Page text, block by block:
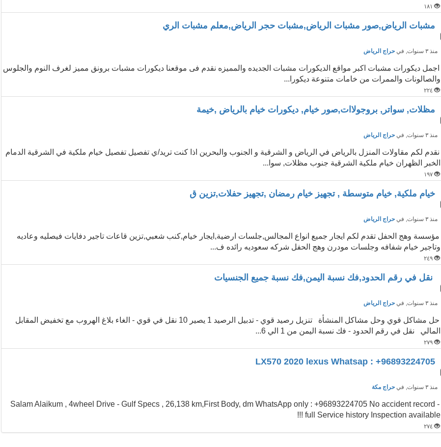
١٨١
مشبات الرياض,صور مشبات الرياض,مشبات حجر الرياض,معلم مشبات الري
منذ ٣ سنوات , فيحراج الرياض
اجمل ديكورات مشبات اكبر مواقع الديكورات مشبات الجديده والمميزه نقدم فى موقعنا ديكورات مشبات برونق مميز لغرف النوم والجلوس
والصالونات والممرات من خامات متنوعة ديكورا...
٢٢٤
مظلات, سواتر, بروجولاات,صور خيام, ديكورات خيام بالرياض ,خيمة
منذ ٣ سنوات , فيحراج الرياض
نقدم لكم مقاولات المنزل بالرياض في الرياض و الشرقية و الجنوب والبحرين اذا كنت تريد/ي تفصيل تفصيل خيام ملكية في الشرقية الدمام
الخبر الظهران خيام ملكية الشرقية جنوب مظلات, سوا...
١٩٧
خيام ملكية, خيام متوسطة , تجهيز خيام رمضان ,تجهيز حفلات,تزين ق
منذ ٣ سنوات , فيحراج الرياض
مؤسسة وهج الحفل تقدم لكم ايجار جميع انواع المجالس,جلسات ارضية,ايجار خيام,كنب شعبي,تزين قاعات تاجير دفايات فيصليه وعاديه
وتاجير خيام شفافه وجلسات مودرن وهج الحفل شركه سعوديه رائده ف...
٢٤٩
نقل في رقم الحدود,فك نسبة اليمن,فك نسبة جميع الجنسيات
منذ ٣ سنوات , فيحراج الرياض
حل مشاكل قوي وحل مشاكل المنشأة تنزيل رصيد قوي - تدبيل الرصيد 1 يصير 10 نقل في قوي - الغاء بلاغ الهروب مع تخفيض المقابل
المالي نقل في رقم الحدود - فك نسبة اليمن من 1 الي 6...
٢٧٩
LX570 2020 lexus Whatsap : +96893224705
منذ ٣ سنوات , فيحراج مكة
Salam Alaikum , 4wheel Drive - Gulf Specs , 26,138 km,First Body, dm WhatsApp only : +96893224705 No accident record -
full Service history Inspection available !!!
٢٧٤